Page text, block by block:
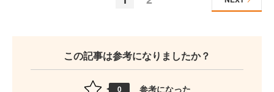
この記事は参考になりましたか？
0 参考になった